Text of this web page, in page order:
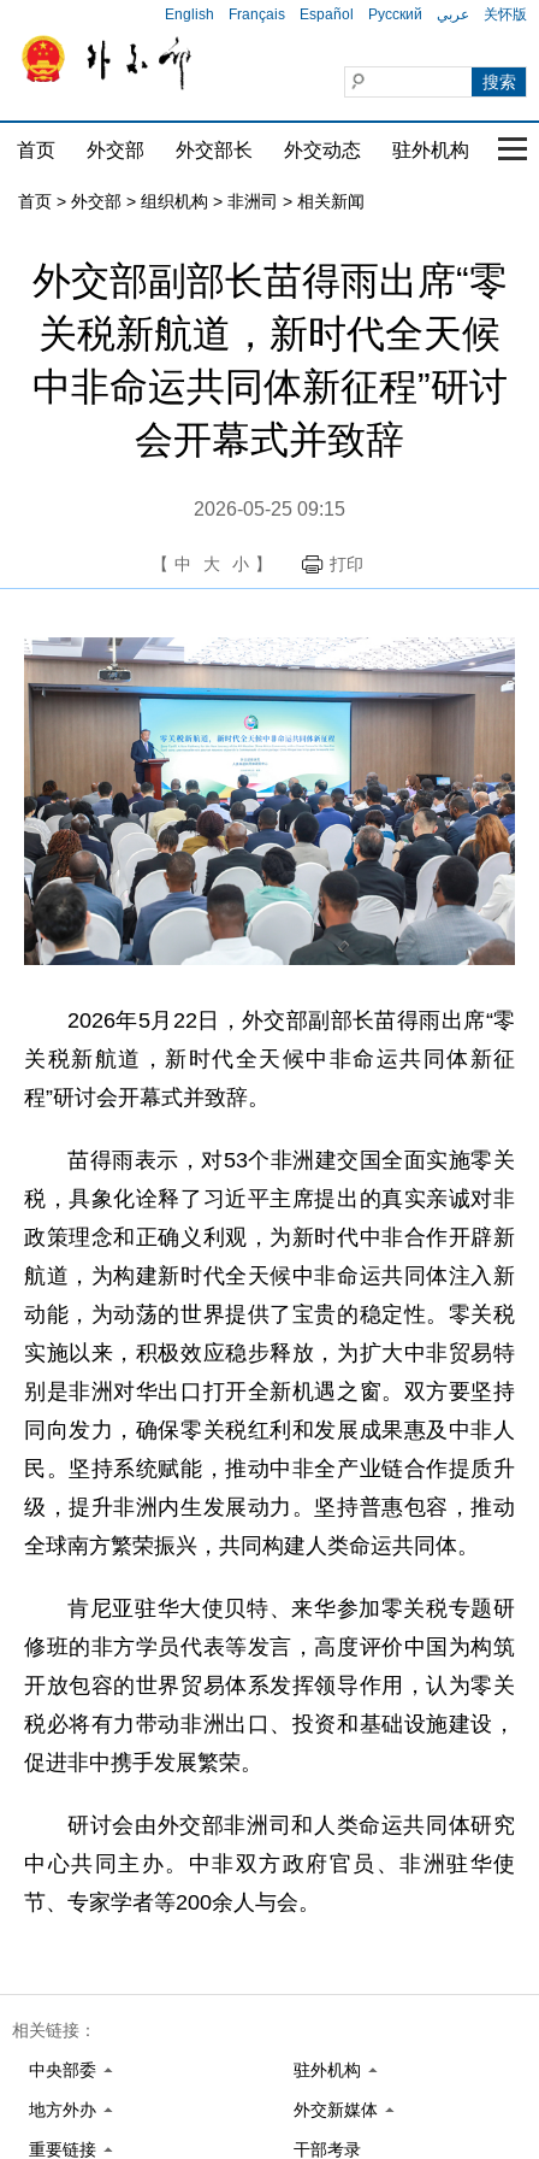
English Français Español Русский عربي 关怀版
首页 外交部 外交部长 外交动态 驻外机构 国
首页 > 外交部 > 组织机构 > 非洲司 > 相关新闻
外交部副部长苗得雨出席“零
关税新航道，新时代全天候
中非命运共同体新征程”研讨
会开幕式并致辞
2026-05-25 09:15
【 中 大 小 】 打印
2026年5月22日，外交部副部长苗得雨出席“零
关税新航道，新时代全天候中非命运共同体新征
程”研讨会开幕式并致辞。
苗得雨表示，对53个非洲建交国全面实施零关
税，具象化诠释了习近平主席提出的真实亲诚对非
政策理念和正确义利观，为新时代中非合作开辟新
航道，为构建新时代全天候中非命运共同体注入新
动能，为动荡的世界提供了宝贵的稳定性。零关税
实施以来，积极效应稳步释放，为扩大中非贸易特
别是非洲对华出口打开全新机遇之窗。双方要坚持
同向发力，确保零关税红利和发展成果惠及中非人
民。坚持系统赋能，推动中非全产业链合作提质升
级，提升非洲内生发展动力。坚持普惠包容，推动
全球南方繁荣振兴，共同构建人类命运共同体。
肯尼亚驻华大使贝特、来华参加零关税专题研
修班的非方学员代表等发言，高度评价中国为构筑
开放包容的世界贸易体系发挥领导作用，认为零关
税必将有力带动非洲出口、投资和基础设施建设，
促进非中携手发展繁荣。
研讨会由外交部非洲司和人类命运共同体研究
中心共同主办。中非双方政府官员、非洲驻华使
节、专家学者等200余人与会。
相关链接：
中央部委 驻外机构
地方外办 外交新媒体
重要链接 干部考录